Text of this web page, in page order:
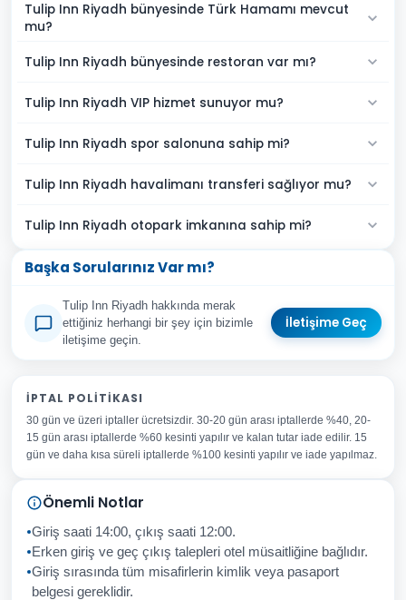
Tulip Inn Riyadh bünyesinde Türk Hamamı mevcut
mu?
Tulip Inn Riyadh bünyesinde restoran var mı?
Tulip Inn Riyadh VIP hizmet sunuyor mu?
Tulip Inn Riyadh spor salonuna sahip mi?
Tulip Inn Riyadh havalimanı transferi sağlıyor mu?
Tulip Inn Riyadh otopark imkanına sahip mi?
Başka Sorularınız Var mı?
Tulip Inn Riyadh hakkında merak
ettiğiniz herhangi bir şey için bizimle
iletişime geçin.
İletişime Geç
Adınız Soyadınız
E-posta Adresiniz
Konu
Sorunuz
İptal Gönder
İPTAL POLITIKASI
30 gün ve üzeri iptaller ücretsizdir. 30-20 gün arası iptallerde %40, 20-
15 gün arası iptallerde %60 kesinti yapılır ve kalan tutar iade edilir. 15
gün ve daha kısa süreli iptallerde %100 kesinti yapılır ve iade yapılmaz.
Önemli Notlar
Giriş saati 14:00, çıkış saati 12:00.
Erken giriş ve geç çıkış talepleri otel müsaitliğine bağlıdır.
Giriş sırasında tüm misafirlerin kimlik veya pasaport
belgesi gereklidir.